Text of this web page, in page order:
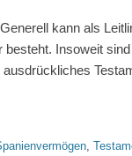
kann als
Insoweit
,